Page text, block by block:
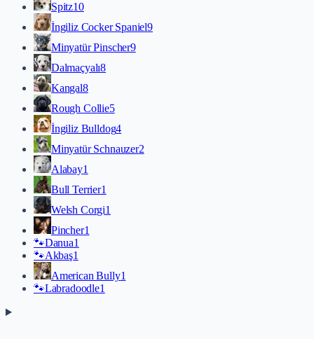
Spitz10
İngiliz Cocker Spaniel9
Minyatür Pinscher9
Dalmaçyalı8
Kangal8
Rough Collie5
İngiliz Bulldog4
Minyatür Schnauzer2
Alabay1
Bull Terrier1
Welsh Corgi1
Pincher1
🐾Danua1
🐾Akbaş1
American Bully1
🐾Labradoodle1